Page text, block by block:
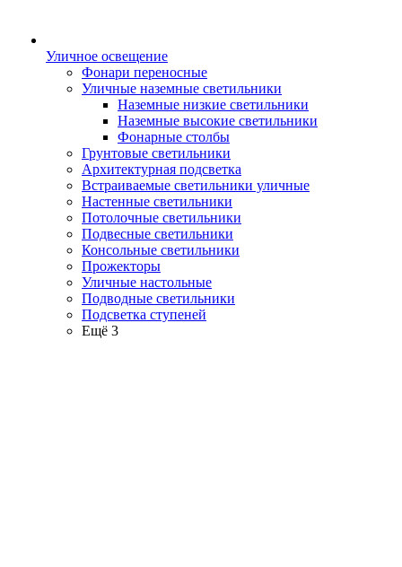
Уличное освещение
Фонари переносные
Уличные наземные светильники
Наземные низкие светильники
Наземные высокие светильники
Фонарные столбы
Грунтовые светильники
Архитектурная подсветка
Встраиваемые светильники уличные
Настенные светильники
Потолочные светильники
Подвесные светильники
Консольные светильники
Прожекторы
Уличные настольные
Подводные светильники
Подсветка ступеней
Ещё 3